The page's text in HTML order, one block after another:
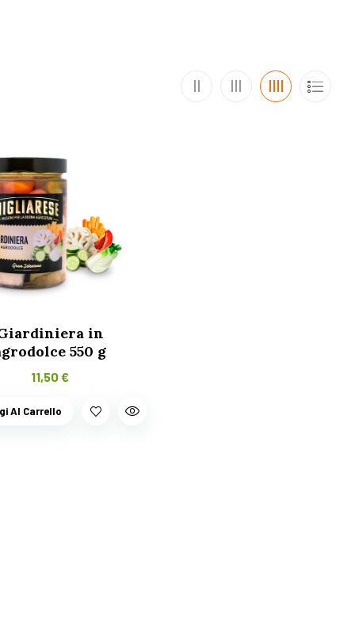
in
550 g
11,50€
Al Carrello